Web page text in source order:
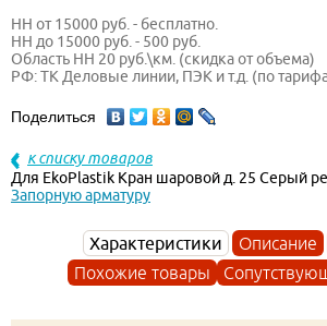
НН от 15000 руб. - бесплатно.
НН до 15000 руб. - 500 руб.
Область НН 20 руб.\км. (скидка от объема)
РФ: ТК Деловые линии, ПЭК и т.д. (по
Поделиться
к списку товаров
Для EkoPlastik Кран шаровой д. 25 Серый
Запорную арматуру
Характеристики Описание
Похожие товары